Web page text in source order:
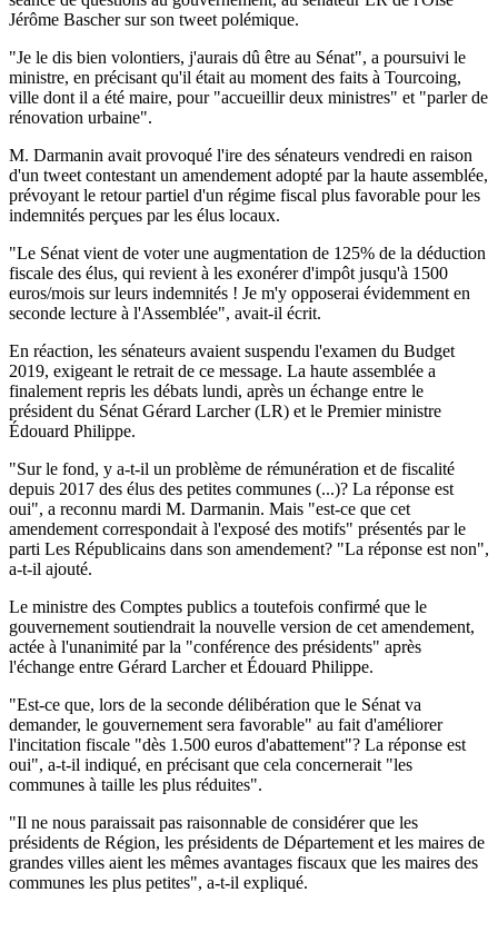
Jérôme Bascher sur son tweet polémique.
"Je le dis bien volontiers, j'aurais dû être au Sénat", a poursuivi le
ministre, en précisant qu'il était au moment des faits à Tourcoing,
ville dont il a été maire, pour "accueillir deux ministres" et "parler de
rénovation urbaine".
M. Darmanin avait provoqué l'ire des sénateurs vendredi en raison
d'un tweet contestant un amendement adopté par la haute assemblée,
prévoyant le retour partiel d'un régime fiscal plus favorable pour les
indemnités perçues par les élus locaux.
"Le Sénat vient de voter une augmentation de 125% de la déduction
fiscale des élus, qui revient à les exonérer d'impôt jusqu'à 1500
euros/mois sur leurs indemnités ! Je m'y opposerai évidemment en
seconde lecture à l'Assemblée", avait-il écrit.
En réaction, les sénateurs avaient suspendu l'examen du Budget
2019, exigeant le retrait de ce message. La haute assemblée a
finalement repris les débats lundi, après un échange entre le
président du Sénat Gérard Larcher (LR) et le Premier ministre
Édouard Philippe.
"Sur le fond, y a-t-il un problème de rémunération et de fiscalité
depuis 2017 des élus des petites communes (...)? La réponse est
oui", a reconnu mardi M. Darmanin. Mais "est-ce que cet
amendement correspondait à l'exposé des motifs" présentés par le
parti Les Républicains dans son amendement? "La réponse est non",
a-t-il ajouté.
Le ministre des Comptes publics a toutefois confirmé que le
gouvernement soutiendrait la nouvelle version de cet amendement,
actée à l'unanimité par la "conférence des présidents" après
l'échange entre Gérard Larcher et Édouard Philippe.
"Est-ce que, lors de la seconde délibération que le Sénat va
demander, le gouvernement sera favorable" au fait d'améliorer
l'incitation fiscale "dès 1.500 euros d'abattement"? La réponse est
oui", a-t-il indiqué, en précisant que cela concernerait "les
communes à taille les plus réduites".
"Il ne nous paraissait pas raisonnable de considérer que les
présidents de Région, les présidents de Département et les maires de
grandes villes aient les mêmes avantages fiscaux que les maires des
communes les plus petites", a-t-il expliqué.